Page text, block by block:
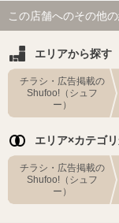
この店舗へのその他
エリアから探す
チラシ・広告掲載の
Shufoo!（シュフ
ー）
エリア×カテゴ
チラシ・広告掲載の
Shufoo!（シュフ
ー）